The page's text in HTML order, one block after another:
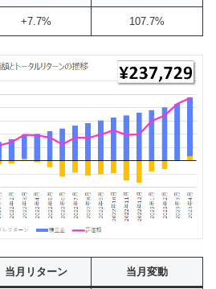
+7.7% 107.7%
当月リターン 当月変動